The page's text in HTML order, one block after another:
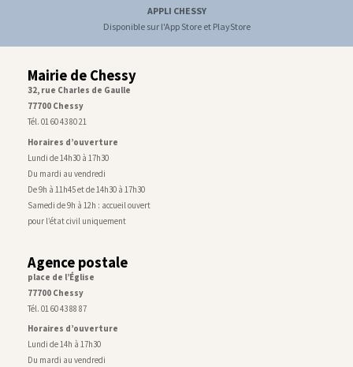
APPLI CHESSY
Disponible sur l'App Store et PlayStore
Mairie de Chessy
32, rue Charles de Gaulle
77700 Chessy
Tél. 01 60 43 80 21
Horaires d’ouverture
Lundi de 14h30 à 17h30
Du mardi au vendredi
De 9h à 11h45 et de 14h30 à 17h30
Samedi de 9h à 12h : accueil ouvert
pour l’état civil uniquement
Agence postale
place de l’Église
77700 Chessy
Tél. 01 60 43 88 87
Horaires d’ouverture
Lundi de 14h à 17h30
Du mardi au vendredi